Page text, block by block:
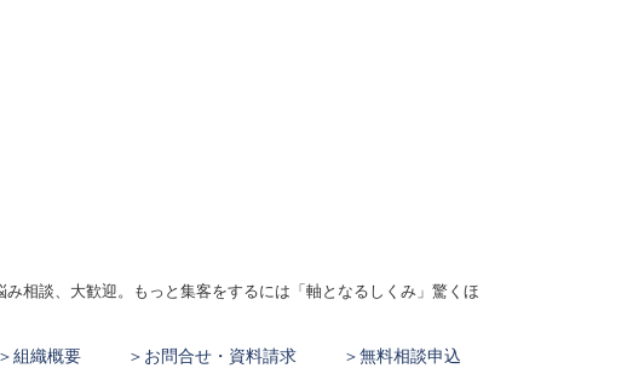
相談、大歓迎。もっと集客をするには「軸となるしくみ」驚くほ
組織概要 お問合せ・資料請求 無料相談申込